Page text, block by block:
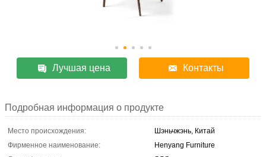
Лучшая цена Контакты
Подробная информация о продукте
Место происхождения:
Шэньчжэнь, Китай
Фирменное наименование:
Henyang Furniture